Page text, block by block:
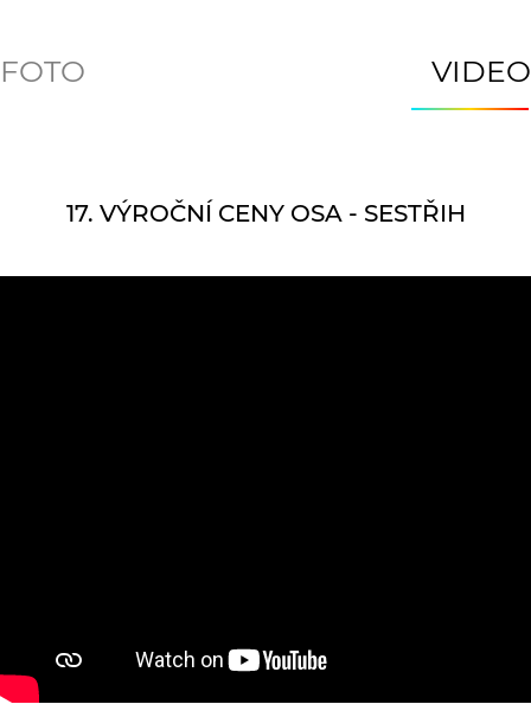
FOTO VIDEO
17. VÝROČNÍ CENY OSA - SESTŘIH